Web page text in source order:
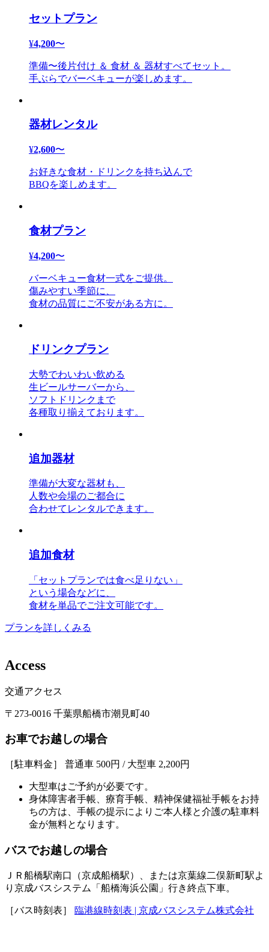
セットプラン
¥4,200〜
準備〜後片付け ＆ 食材 ＆ 器材すべてセット。
手ぶらでバーベキューが楽しめます。
器材レンタル
¥2,600〜
お好きな食材・ドリンクを持ち込んで
BBQを楽しめます。
食材プラン
¥4,200〜
バーベキュー食材一式をご提供。
傷みやすい季節に、
食材の品質にご不安がある方に。
ドリンクプラン
大勢でわいわい飲める
生ビールサーバーから、
ソフトドリンクまで
各種取り揃えております。
追加器材
準備が大変な器材も、
人数や会場のご都合に
合わせてレンタルできます。
追加食材
「セットプランでは食べ足りない」
という場合などに、
食材を単品でご注文可能です。
プランを詳しくみる
Access
交通アクセス
〒273-0016 千葉県船橋市潮見町40
お車でお越しの場合
［駐車料金］ 普通車 500円 / 大型車 2,200円
大型車はご予約が必要です。
身体障害者手帳、療育手帳、精神保健福祉手帳をお持
ちの方は、手帳の提示によりご本人様と介護の駐車料
金が無料となります。
バスでお越しの場合
ＪＲ船橋駅南口（京成船橋駅）、または京葉線二俣新町駅よ
り京成バスシステム「船橋海浜公園」行き終点下車。
［バス時刻表］ 臨港線時刻表 | 京成バスシステム株式会社